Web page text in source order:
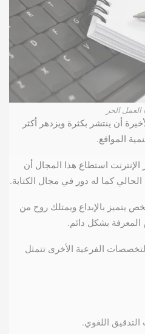
العمل الحر
أن ينتشر بكثرة ويزدهر أكثر
المواقع.
استطاع هذا المجال أن
كما له دور في مجال الكتابة.
يتميز بالإبداع ويمتلك روح من
بشكل دائم.
الفرعية الأخرى تتمثل
التدقيق اللغوي.